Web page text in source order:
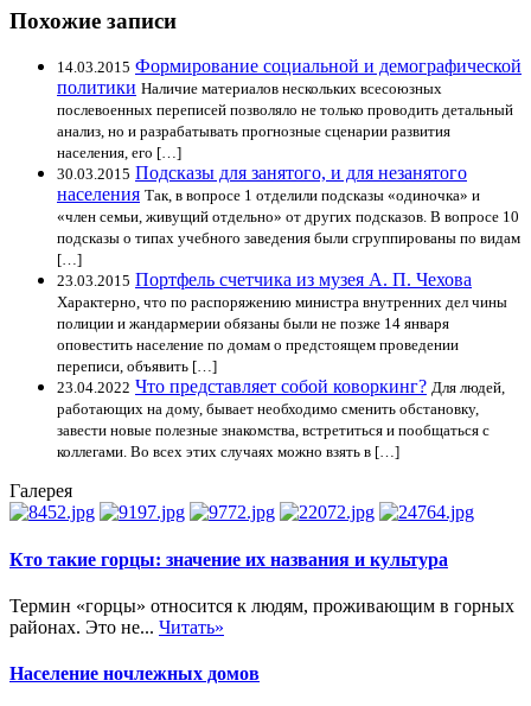
Похожие записи
14.03.2015 Формирование социальной и демографической
политики Наличие материалов нескольких всесоюзных
послевоенных переписей позволяло не только проводить детальный
анализ, но и разрабатывать прогнозные сценарии развития
населения, его […]
30.03.2015 Подсказы для занятого, и для незанятого
населения Так, в вопросе 1 отделили подсказы «одиночка» и
«член семьи, живущий отдельно» от других подсказов. В вопросе 10
подсказы о типах учебного заведения были сгруппированы по видам
[…]
23.03.2015 Портфель счетчика из музея А. П. Чехова
Характерно, что по распоряжению министра внутренних дел чины
полиции и жандармерии обязаны были не позже 14 января
оповестить население по домам о предстоящем проведении
переписи, объявить […]
23.04.2022 Что представляет собой коворкинг? Для людей,
работающих на дому, бывает необходимо сменить обстановку,
завести новые полезные знакомства, встретиться и пообщаться с
коллегами. Во всех этих случаях можно взять в […]
Галерея
Кто такие горцы: значение их названия и культура
Термин «горцы» относится к людям, проживающим в горных
районах. Это не... Читать»
Население ночлежных домов